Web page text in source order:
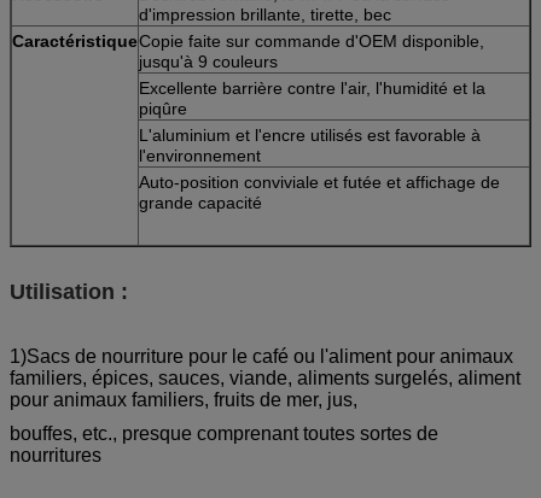
d'impression brillante, tirette, bec
CaractéristiqueCopie faite sur commande d'OEM disponible,
jusqu'à 9 couleurs
Excellente barrière contre l'air, l'humidité et la
piqûre
L'aluminium et l'encre utilisés est favorable à
l'environnement
Auto-position conviviale et futée et affichage de
grande capacité
Utilisation :
1)Sacs de nourriture pour le café ou l'aliment pour animaux
familiers, épices, sauces, viande, aliments surgelés, aliment
pour animaux familiers, fruits de mer, jus,
bouffes, etc., presque comprenant toutes sortes de
nourritures